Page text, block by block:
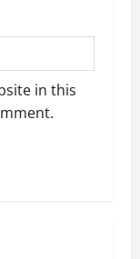
in this